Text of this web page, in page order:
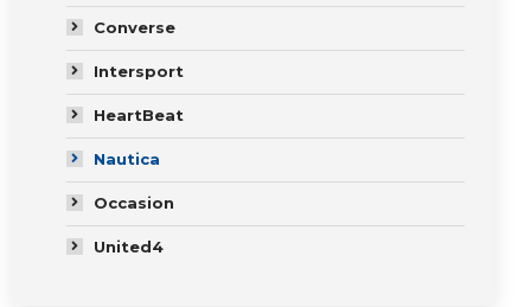
Converse
Intersport
HeartBeat
Nautica
Occasion
United4